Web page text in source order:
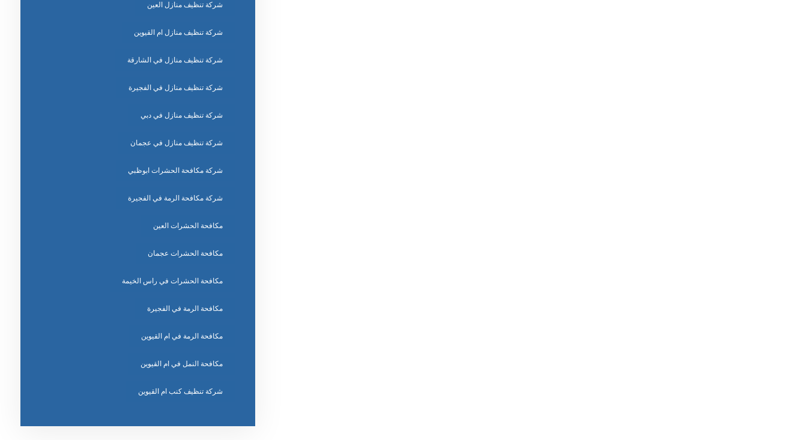
شركة تنظيف منازل العين
شركة تنظيف منازل ام القيوين
شركة تنظيف منازل في الشارقة
شركة تنظيف منازل في الفجيرة
شركة تنظيف منازل في دبي
شركة تنظيف منازل في عجمان
شركة مكافحة الحشرات ابوظبي
شركة مكافحة الرمة في الفجيرة
مكافحة الحشرات العين
مكافحة الحشرات عجمان
مكافحة الحشرات في راس الخيمة
مكافحة الرمة في الفجيرة
مكافحة الرمة في ام القيوين
مكافحة النمل في ام القيوين